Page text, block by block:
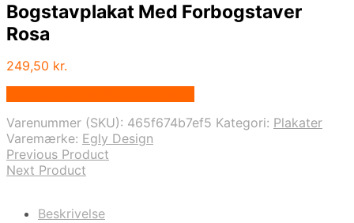
Bogstavplakat Med Forbogstaver
Rosa
249,50 kr.
Varenummer (SKU): 465f674b7ef5 Kategori: Plakater
Varemærke: Egly Design
Previous Product
Next Product
Beskrivelse